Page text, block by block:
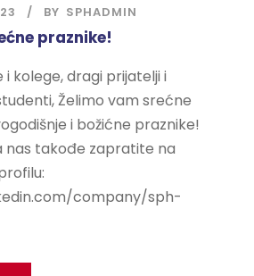
BY SPHADMIN
praznike!
kolege, dragi prijatelji i
Želimo vam srećne
i božićne praznike!
nas takođe zapratite na
company/sph-